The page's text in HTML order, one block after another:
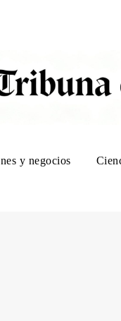
y negocios